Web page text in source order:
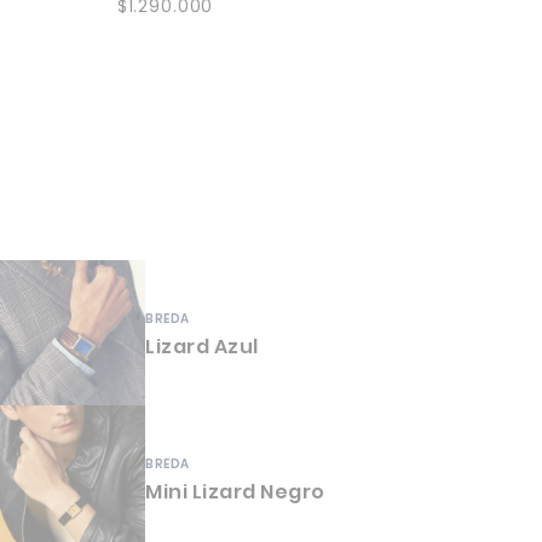
Precio
$1.290.000
BREDA
Lizard Azul
BREDA
Mini Lizard Negro